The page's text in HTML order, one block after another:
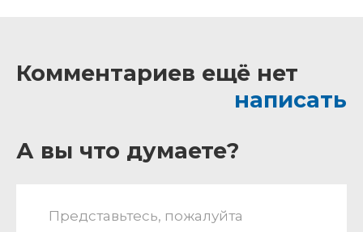
Комментариев ещё нет
написать
А вы что думаете?